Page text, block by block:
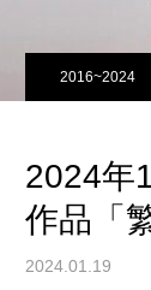
2016~2024
2024年
作品「
2024.01.19